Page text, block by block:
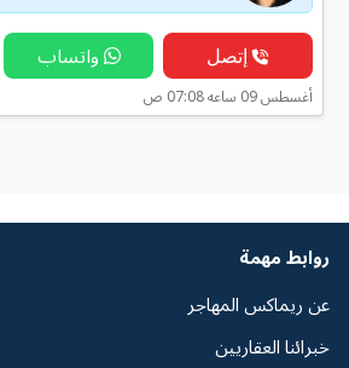
إتصل واتساب
أغسطس 09 ساعه 07:08 ص
روابط مهمة
عن ريماكس المهاجر
خبرائنا العقاريين